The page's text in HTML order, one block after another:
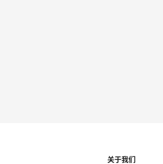
关于我们